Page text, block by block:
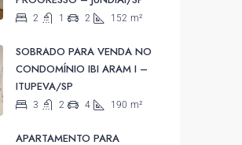
2 1 2 152 m²
SOBRADO PARA VENDA NO
CONDOMÍNIO IBI ARAM I –
ITUPEVA/SP
3 2 4 190 m²
APARTAMENTO PARA